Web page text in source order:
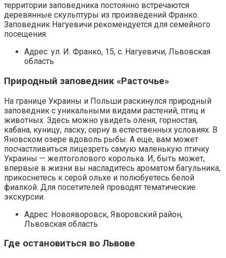
территории заповедника постоянно встречаются
деревянные скульптуры из произведений Франко.
Заповедник Нагуевичи рекомендуется для семейного
посещения.
Адрес: ул. И. Франко, 15, с. Нагуевичи, Львовская
область
Природный заповедник «Расточье»
На границе Украины и Польши раскинулся природный
заповедник с уникальными видами растений, птиц и
животных. Здесь можно увидеть оленя, горностая,
кабана, куницу, ласку, серну в естественных условиях. В
Яновском озере вдоволь рыбы. А еще, вам может
посчастливиться лицезреть самую маленькую птичку
Украины — желтоголового королька. И, быть может,
впервые в жизни вы насладитесь ароматом багульника,
прикоснетесь к серой ольхе и полюбуетесь белой
фиалкой. Для посетителей проводят тематические
экскурсии.
Адрес: Новояворовск, Яворовский район,
Львовская область
Где остановиться во Львове